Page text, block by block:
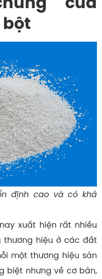
định cao và có khả
xuất hiện rất nhiều
thương hiệu ở các đất
một thương hiệu sản
biệt nhưng về cơ bản,